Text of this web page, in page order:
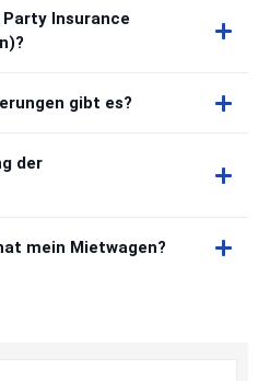
Insurance
gibt es?
der
mein Mietwagen?